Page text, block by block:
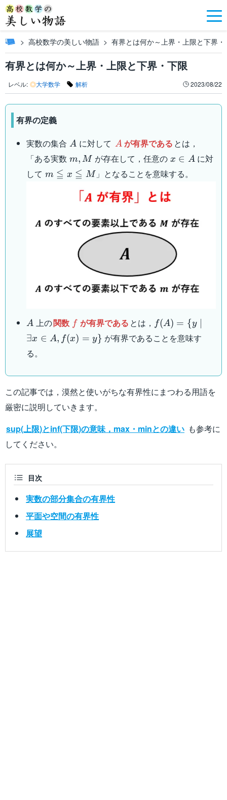
高校数学の美しい物語 有界とは何か～上界・上限と下界・
有界とは何か～上界・上限と下界・下限
レベル: ◎大学数学 解析 2023/08/22
有界の定義
実数の集合 A
A に対して A
Aが有界である とは，
「ある実数 m,M
m, M が存在して，任意の x\in
A
x ∈ Aに対
して m\leqq
m ≦ x ≦ M」となることを意味する。
A
A 上の関数 ffが有界である とは， f(A)
= \{
y
x \in
A ,
f(A) = {y
∃x ∈ A, f(x) = y} が有界であることを意味す
る。
この記事では，漠然と使いがちな有界性にまつわる用語を
厳密に説明していきます。
sup(上限)とinf(下限)の意味，max・minとの違い も参考に
してください。
目次
実数の部分集合の有界性
平面や空間の有界性
展望